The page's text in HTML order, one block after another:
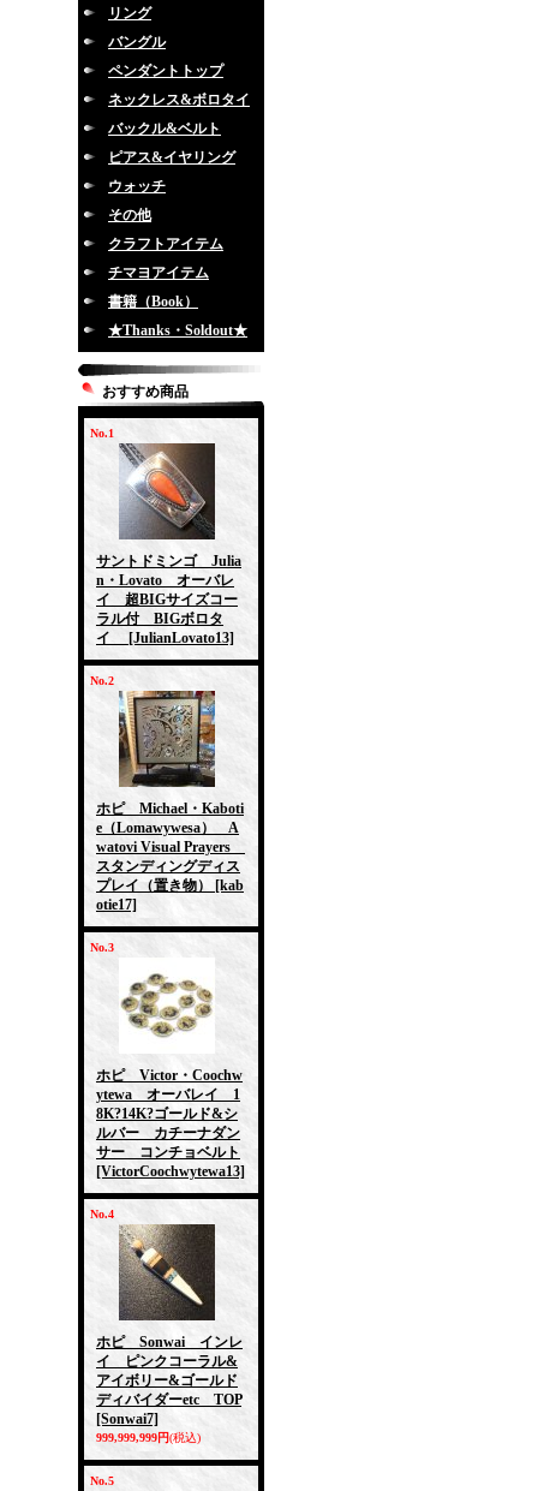
リング
バングル
ペンダントトップ
ネックレス&ボロタイ
バックル&ベルト
ピアス&イヤリング
ウォッチ
その他
クラフトアイテム
チマヨアイテム
書籍（Book）
★Thanks・Soldout★
おすすめ商品
No.1
サントドミンゴ Julia
n・Lovato オーバレ
イ 超BIGサイズコー
ラル付 BIGボロタ
イ
[JulianLovato13]
No.2
ホピ Michael・Kaboti
e（Lomawywesa） A
watovi Visual Prayers
スタンディングディス
プレイ（置き物）
[kab
otie17]
No.3
ホピ Victor・Coochw
ytewa オーバレイ 1
8K?14K?ゴールド&シ
ルバー カチーナダン
サー コンチョベルト
[VictorCoochwytewa13]
No.4
ホピ Sonwai インレ
イ ピンクコーラル&
アイボリー&ゴールド
ディバイダーetc TOP
[Sonwai7]
999,999,999円(税込)
No.5